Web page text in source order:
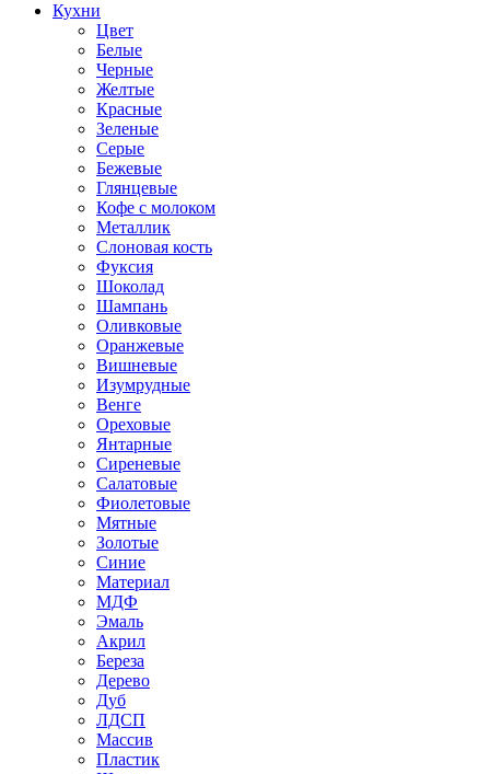
Кухни
Цвет
Белые
Черные
Желтые
Красные
Зеленые
Серые
Бежевые
Глянцевые
Кофе с молоком
Металлик
Слоновая кость
Фуксия
Шоколад
Шампань
Оливковые
Оранжевые
Вишневые
Изумрудные
Венге
Ореховые
Янтарные
Сиреневые
Салатовые
Фиолетовые
Мятные
Золотые
Синие
Материал
МДФ
Эмаль
Акрил
Береза
Дерево
Дуб
ЛДСП
Массив
Пластик